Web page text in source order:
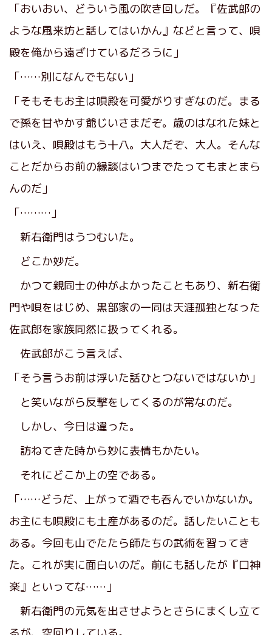
「おいおい、どういう風の吹き回しだ。『佐武郎の
ような風来坊と話してはいかん』などと言って、唄
殿を俺から遠ざけているだろうに」
「……別になんでもない」
「そもそもお主は唄殿を可愛がりすぎなのだ。まる
で孫を甘やかす爺じいさまだぞ。歳のはなれた妹と
はいえ、唄殿はもう十八。大人だぞ、大人。そんな
ことだからお前の縁談はいつまでたってもまとまら
んのだ」
「………」
新右衛門はうつむいた。
どこか妙だ。
かつて親同士の仲がよかったこともあり、新右衛
門や唄をはじめ、黒部家の一同は天涯孤独となった
佐武郎を家族同然に扱ってくれる。
佐武郎がこう言えば、
「そう言うお前は浮いた話ひとつないではないか」
と笑いながら反撃をしてくるのが常なのだ。
しかし、今日は違った。
訪ねてきた時から妙に表情もかたい。
それにどこか上の空である。
「……どうだ、上がって酒でも呑んでいかないか。
お主にも唄殿にも土産があるのだ。話したいことも
ある。今回も山でたたら師たちの武術を習ってき
た。これが実に面白いのだ。前にも話したが『口神
楽』といってな……」
新右衛門の元気を出させようとさらにまくし立て